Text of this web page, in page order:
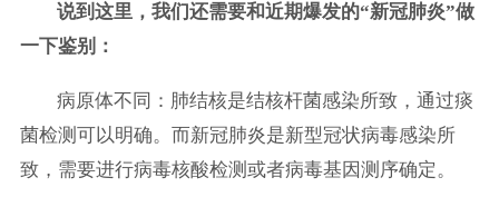
说到这里，我们还需要和近期爆发的“新冠肺炎”做
一下鉴别：
病原体不同：肺结核是结核杆菌感染所致，通过痰
菌检测可以明确。而新冠肺炎是新型冠状病毒感染所
致，需要进行病毒核酸检测或者病毒基因测序确定。